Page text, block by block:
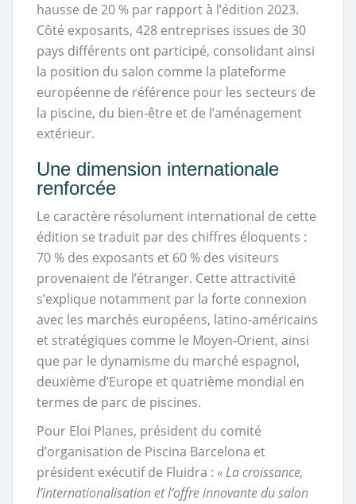
hausse de 20 % par rapport à l’édition 2023.
Côté exposants, 428 entreprises issues de 30
pays différents ont participé, consolidant ainsi
la position du salon comme la plateforme
européenne de référence pour les secteurs de
la piscine, du bien-être et de l’aménagement
extérieur.
Une dimension internationale
renforcée
Le caractère résolument international de cette
édition se traduit par des chiffres éloquents :
70 % des exposants et 60 % des visiteurs
provenaient de l’étranger. Cette attractivité
s’explique notamment par la forte connexion
avec les marchés européens, latino-américains
et stratégiques comme le Moyen-Orient, ainsi
que par le dynamisme du marché espagnol,
deuxième d’Europe et quatrième mondial en
termes de parc de piscines.
Pour Eloi Planes, président du comité
d’organisation de Piscina Barcelona et
président exécutif de Fluidra : « La croissance,
l’internationalisation et l’offre innovante du salon